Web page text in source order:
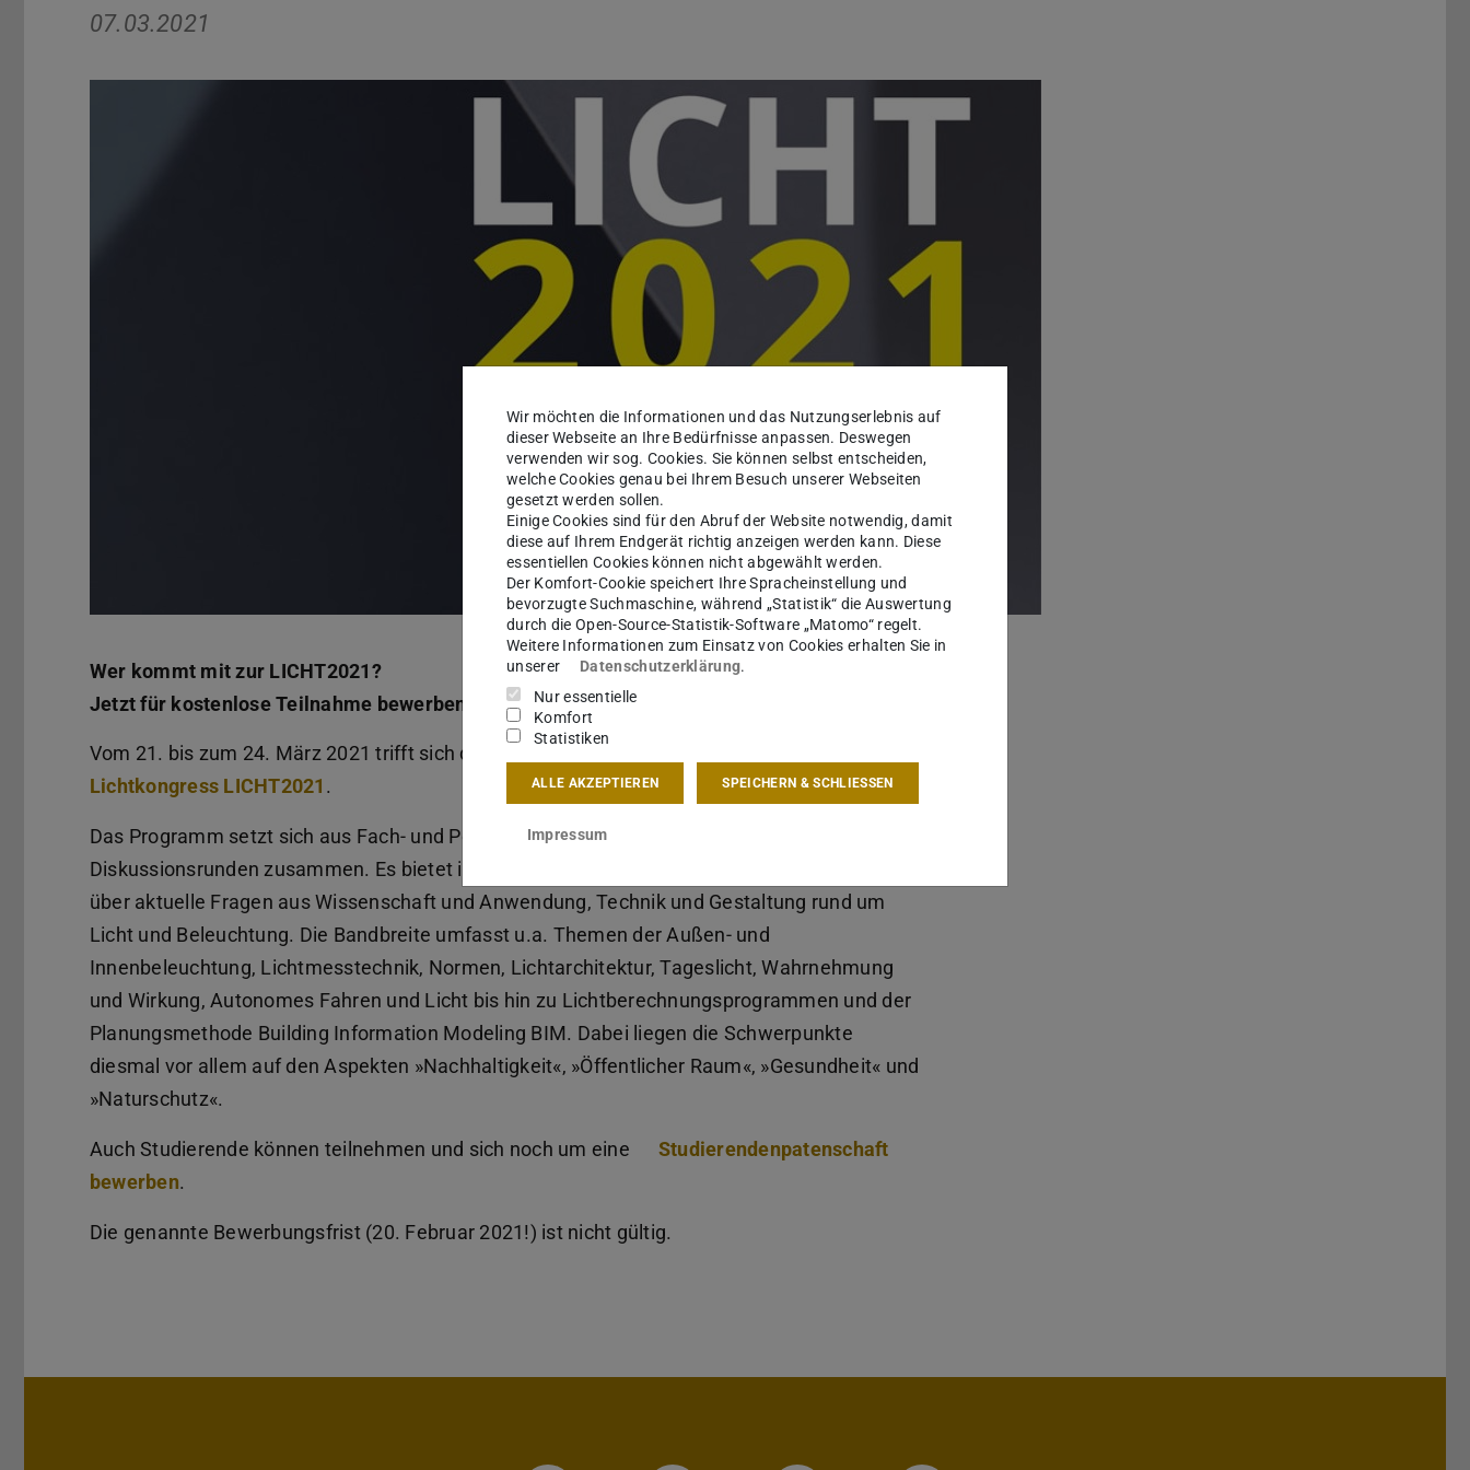
07.03.2021
Wer kommt mit zur LICHT2021?
Jetzt für kostenlose Teilnahme bewerben.
Vom 21. bis zum 24. März 2021 trifft sich die Lichtwelt zum
Lichtkongress LICHT2021 .
Das Programm setzt sich aus Fach- und Postervorträgen, Workshops, Präsentationen und
Diskussionsrunden zusammen. Es bietet in gewohnter Manier einen umfassenden Überblick
über aktuelle Fragen aus Wissenschaft und Anwendung, Technik und Gestaltung rund um
Licht und Beleuchtung. Die Bandbreite umfasst u.a. Themen der Außen- und
Innenbeleuchtung, Lichtmesstechnik, Normen, Lichtarchitektur, Tageslicht, Wahrnehmung
und Wirkung, Autonomes Fahren und Licht bis hin zu Lichtberechnungsprogrammen und der
Planungsmethode Building Information Modeling BIM. Dabei liegen die Schwerpunkte
diesmal vor allem auf den Aspekten »Nachhaltigkeit«, »Öffentlicher Raum«, »Gesundheit« und
»Naturschutz«.
Auch Studierende können teilnehmen und sich noch um eine
Studierendenpatenschaft
bewerben.
Die genannte Bewerbungsfrist (20. Februar 2021!) ist nicht gültig.
Wir möchten die Informationen und das Nutzungserlebnis auf
dieser Webseite an Ihre Bedürfnisse anpassen. Deswegen
verwenden wir sog. Cookies. Sie können selbst entscheiden,
welche Cookies genau bei Ihrem Besuch unserer Webseiten
gesetzt werden sollen.
Einige Cookies sind für den Abruf der Website notwendig, damit
diese auf Ihrem Endgerät richtig anzeigen werden kann. Diese
essentiellen Cookies können nicht abgewählt werden.
Der Komfort-Cookie speichert Ihre Spracheinstellung und
bevorzugte Suchmaschine, während „Statistik“ die Auswertung
durch die Open-Source-Statistik-Software „Matomo“ regelt.
Weitere Informationen zum Einsatz von Cookies erhalten Sie in
unserer
Datenschutzerklärung.
Nur essentielle
Komfort
Statistiken
ALLE AKZEPTIEREN SPEICHERN & SCHLIESSEN
Impressum